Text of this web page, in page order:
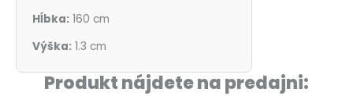
Hĺbka: 160 cm
Výška: 1.3 cm
Produkt nájdete na predajni: